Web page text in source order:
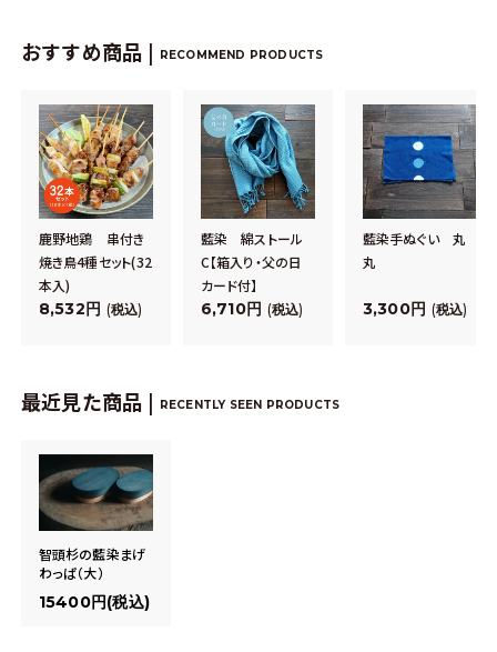
おすすめ商品 | RECOMMEND PRODUCTS
鹿野地鶏 串付き
焼き鳥4種セット(32
本入)
8,532 税込
藍染 綿ストール
C【箱入り・父の日
カード付】
6,710 税込
藍染手ぬぐい 丸
丸
3,300 税込
最近見た商品 | RECENTLY SEEN PRODUCTS
智頭杉の藍染まげ
わっぱ（大）
15400円(税込)